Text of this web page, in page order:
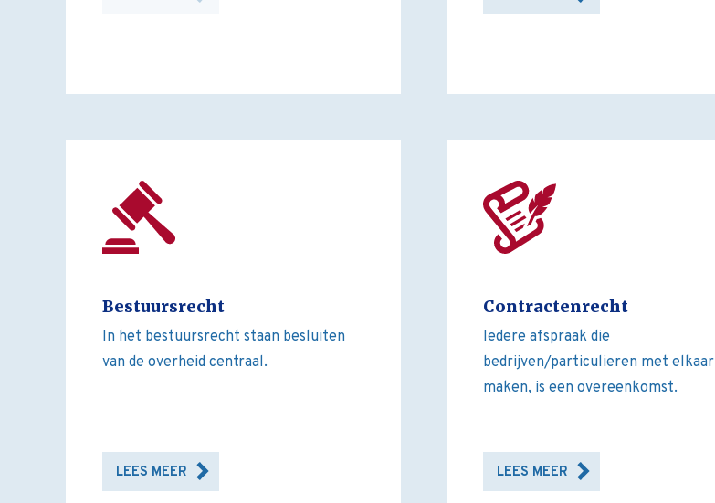
Bestuursrecht
In het bestuursrecht staan besluiten
van de overheid centraal.
LEES MEER
Contractenrecht
Iedere afspraak die
bedrijven/particulieren met elkaar
maken, is een overeenkomst.
LEES MEER